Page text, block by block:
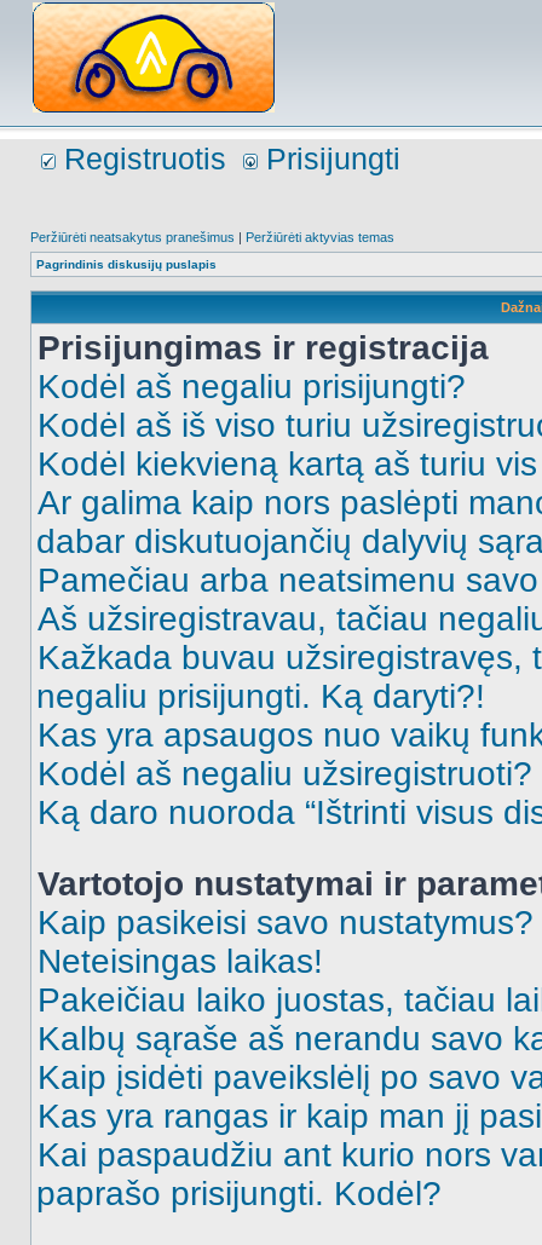
Registruotis Prisijungti
Peržiūrėti neatsakytus pranešimus | Peržiūrėti aktyvias temas
Pagrindinis diskusijų puslapis
Prisijungimas ir registracija
Kodėl aš negaliu prisijungti?
Kodėl aš iš viso turiu
Kodėl kiekvieną kartą aš turiu
Ar galima kaip nors paslėpti
dabar diskutuojančių dalyvių
Pamečiau arba neatsimenu
Aš užsiregistravau, tačiau
Kažkada buvau užsiregistravęs,
negaliu prisijungti. Ką daryti?!
Kas yra apsaugos nuo vaikų
Kodėl aš negaliu užsiregistruoti?
Ką daro nuoroda “Ištrinti visus
Vartotojo nustatymai ir
Kaip pasikeisi savo nustatymus?
Neteisingas laikas!
Pakeičiau laiko juostas, tačiau
Kalbų sąraše aš nerandu savo
Kaip įsidėti paveikslėlį po savo
Kas yra rangas ir kaip man jį
Kai paspaudžiu ant kurio nors
paprašo prisijungti. Kodėl?